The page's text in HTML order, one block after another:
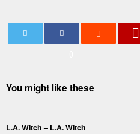
You might like these
L.A. Witch – L.A. Witch